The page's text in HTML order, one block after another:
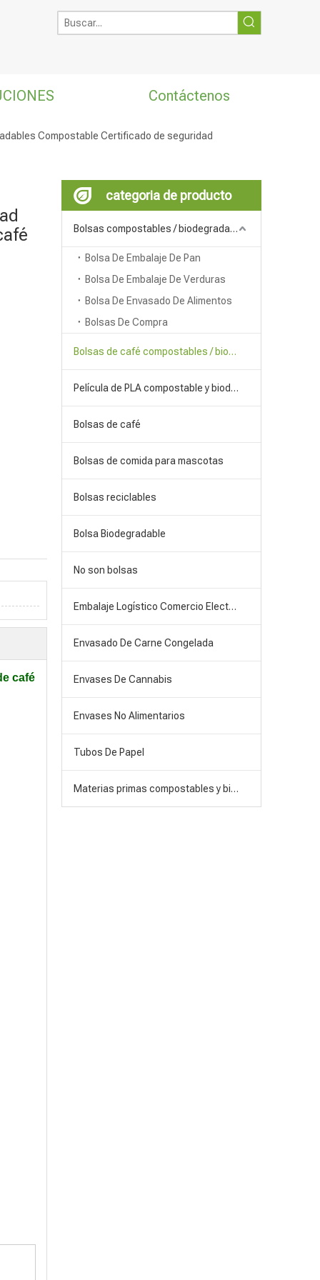
Contáctenos
Compostable Certificado de seguridad
café
categoria de producto
Bolsas compostables / biodegradables
Bolsa De Embalaje De Pan
Bolsa De Embalaje De Verduras
Bolsa De Envasado De Alimentos
Bolsas De Compra
Bolsas de café compostables / biodegradables
Película de PLA compostable y biodegradable
Bolsas de café
Bolsas de comida para mascotas
Bolsas reciclables
Bolsa Biodegradable
No son bolsas
Embalaje Logístico Comercio Electrónico
Envasado De Carne Congelada
Envases De Cannabis
Envases No Alimentarios
Tubos De Papel
Materias primas compostables y biodegradables